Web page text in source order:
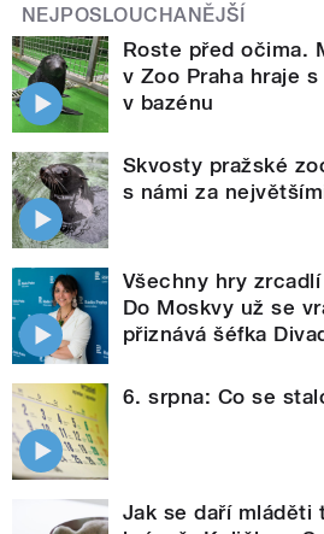
NEJPOSLOUCHANĚJŠÍ
Roste před očima.
v Zoo Praha hraje
v bazénu
Skvosty pražské
s námi za
Všechny hry
Do Moskvy už se
přiznává šéfka
6. srpna: Co se
Jak se daří mláděti